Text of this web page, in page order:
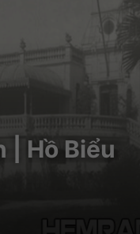
| Hồ Biểu